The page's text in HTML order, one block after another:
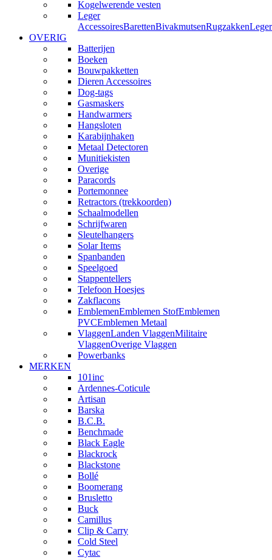
Kogelwerende vesten
Leger
AccessoiresBarettenBivakmutsenRugzakken
OVERIG
Batterijen
Boeken
Bouwpakketten
Dieren Accessoires
Dog-tags
Gasmaskers
Handwarmers
Hangsloten
Karabijnhaken
Metaal Detectoren
Munitiekisten
Overige
Paracords
Portemonnee
Retractors (trekkoorden)
Schaalmodellen
Schrijfwaren
Sleutelhangers
Solar Items
Spanbanden
Speelgoed
Stappentellers
Telefoon Hoesjes
Zakflacons
EmblemenEmblemen StofEmblemen
PVCEmblemen Metaal
VlaggenLanden VlaggenMilitaire
VlaggenOverige Vlaggen
Powerbanks
MERKEN
101inc
Ardennes-Coticule
Artisan
Barska
B.C.B.
Benchmade
Black Eagle
Blackrock
Blackstone
Bollé
Boomerang
Brusletto
Buck
Camillus
Clip & Carry
Cold Steel
Cytac